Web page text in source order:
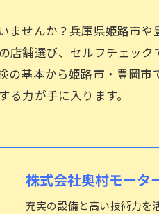
ませんか？兵庫県姫路市
店舗選び、セルフチェッ
の基本から姫路市・豊岡
る力が手に入ります。
株式会社奥村モータ
充実の設備と高い技術力を